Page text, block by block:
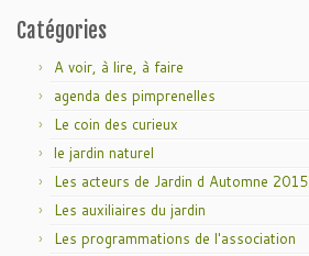
Catégories
A voir, à lire, à faire
agenda des pimprenelles
Le coin des curieux
le jardin naturel
Les acteurs de Jardin d Automne 2015
Les auxiliaires du jardin
Les programmations de l'association